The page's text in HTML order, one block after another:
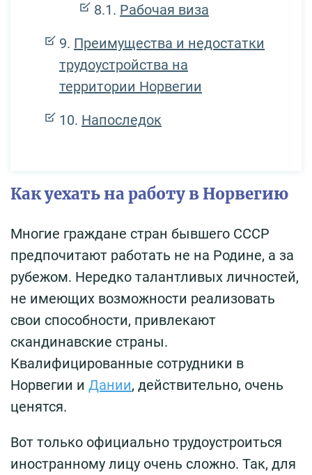
Рабочая виза
Преимущества и недостатки
трудоустройства на
территории Норвегии
Напоследок
Как уехать на работу в Норвегию
Многие граждане стран бывшего СССР
предпочитают работать не на Родине, а за
рубежом. Нередко талантливых личностей,
не имеющих возможности реализовать
свои способности, привлекают
скандинавские страны.
Квалифицированные сотрудники в
Норвегии и Дании, действительно, очень
ценятся.
Вот только официально трудоустроиться
иностранному лицу очень сложно. Так, для